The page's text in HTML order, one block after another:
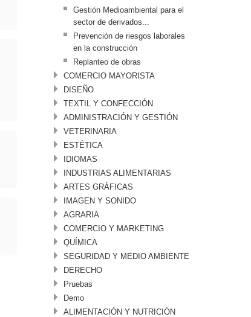
Gestión Medioambiental para el
sector de derivados...
Prevención de riesgos laborales
en la construcción
Replanteo de obras
COMERCIO MAYORISTA
DISEÑO
TEXTIL Y CONFECCIÓN
ADMINISTRACIÓN Y GESTIÓN
VETERINARIA
ESTÉTICA
IDIOMAS
INDUSTRIAS ALIMENTARIAS
ARTES GRÁFICAS
IMAGEN Y SONIDO
AGRARIA
COMERCIO Y MARKETING
QUÍMICA
SEGURIDAD Y MEDIO AMBIENTE
DERECHO
Pruebas
Demo
ALIMENTACIÓN Y NUTRICIÓN